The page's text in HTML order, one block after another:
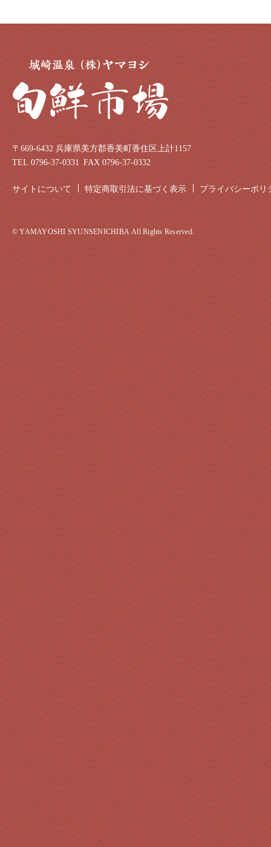
〒669-6432 兵庫県美方郡香美町香住区上計1157
TEL 0796-37-0331 FAX 0796-37-0332
サイトについて 特定商取引法に基づく表示 プライバシーポリ
© YAMAYOSHI SYUNSENICHIBA All Rights Reserved.